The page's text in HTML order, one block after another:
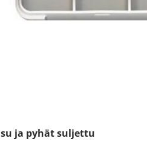
Katso sijainti kartalla
su ja pyhät suljettu